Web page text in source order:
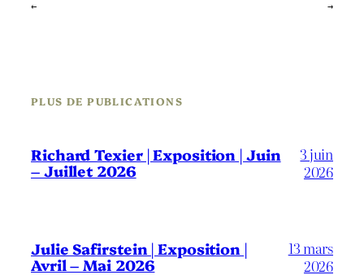
← →
PLUS DE PUBLICATIONS
Richard Texier | Exposition | Juin
– Juillet 2026
3 juin
2026
Julie Safirstein | Exposition |
Avril – Mai 2026
13 mars
2026